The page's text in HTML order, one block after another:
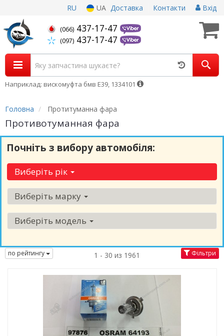
RU UA Доставка Контакти Вхід
(066) 437-17-47
(097) 437-17-47
Наприклад: вискомуфта бмв Е39, 1334101
Головна Протитуманна фара
Противотуманная фара
Почніть з вибору автомобіля:
Виберіть рік
Виберіть марку
Виберіть модель
по рейтингу 1 - 30 из 1961 Фільтри